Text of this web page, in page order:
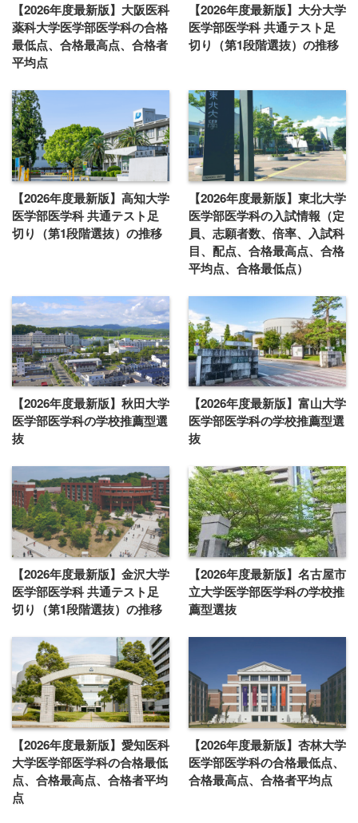
【2026年度最新版】大阪医科
薬科大学医学部医学科の合格
最低点、合格最高点、合格者
平均点
【2026年度最新版】大分大学
医学部医学科 共通テスト足
切り（第1段階選抜）の推移
【2026年度最新版】高知大学
医学部医学科 共通テスト足
切り（第1段階選抜）の推移
【2026年度最新版】東北大学
医学部医学科の入試情報（定
員、志願者数、倍率、入試科
目、配点、合格最高点、合格
平均点、合格最低点）
【2026年度最新版】秋田大学
医学部医学科の学校推薦型選
抜
【2026年度最新版】富山大学
医学部医学科の学校推薦型選
抜
【2026年度最新版】金沢大学
医学部医学科 共通テスト足
切り（第1段階選抜）の推移
【2026年度最新版】名古屋市
立大学医学部医学科の学校推
薦型選抜
【2026年度最新版】愛知医科
大学医学部医学科の合格最低
点、合格最高点、合格者平均
点
【2026年度最新版】杏林大学
医学部医学科の合格最低点、
合格最高点、合格者平均点